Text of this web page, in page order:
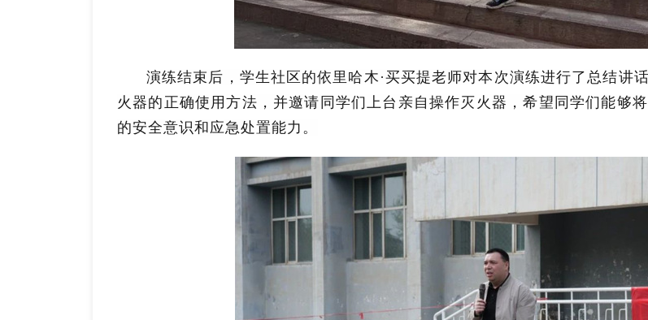
演练结束后，学生社区的依里哈木·买买提老师对本次演练进行了总结讲
火器的正确使用方法，并邀请同学们上台亲自操作灭火器，希望同学们能够
的安全意识和应急处置能力。